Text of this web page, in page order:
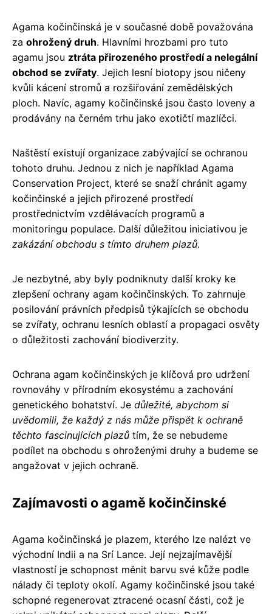
Agama kočinčinská je v současné době považována
za ohrožený druh. Hlavními hrozbami pro tuto
agamu jsou ztráta přirozeného prostředí a nelegální
obchod se zvířaty. Jejich lesní biotopy jsou ničeny
kvůli kácení stromů a rozšiřování zemědělských
ploch. Navíc, agamy kočinčinské jsou často loveny a
prodávány na černém trhu jako exotičtí mazlíčci.
Naštěstí existují organizace zabývající se ochranou
tohoto druhu. Jednou z nich je například Agama
Conservation Project, které se snaží chránit agamy
kočinčinské a jejich přirozené prostředí
prostřednictvím vzdělávacích programů a
monitoringu populace. Další důležitou iniciativou je
zakázání obchodu s tímto druhem plazů.
Je nezbytné, aby byly podniknuty další kroky ke
zlepšení ochrany agam kočinčinských. To zahrnuje
posilování právních předpisů týkajících se obchodu
se zvířaty, ochranu lesních oblastí a propagaci osvěty
o důležitosti zachování biodiverzity.
Ochrana agam kočinčinských je klíčová pro udržení
rovnováhy v přírodním ekosystému a zachování
genetického bohatství. Je důležité, abychom si
uvědomili, že každý z nás může přispět k ochraně
těchto fascinujících plazů tím, že se nebudeme
podílet na obchodu s ohroženými druhy a budeme se
angažovat v jejich ochraně.
Zajímavosti o agamě kočinčinské
Agama kočinčinská je plazem, kterého lze nalézt ve
východní Indii a na Srí Lance. Její nejzajímavější
vlastností je schopnost měnit barvu své kůže podle
nálady či teploty okolí. Agamy kočinčinské jsou také
schopné regenerovat ztracené ocasní části, což je